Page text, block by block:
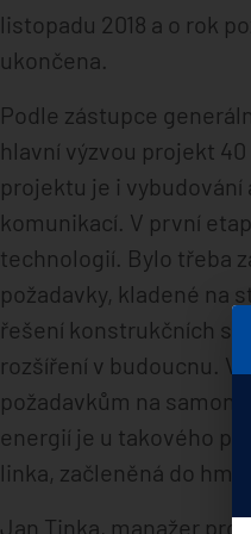
listopadu 2018 a o rok
ukončena.
Podle zástupce
hlavní výzvou projekt
projektu je i
komunikací. V první
technologií. Bylo třeba
požadavky, kladené na
řešení konstrukčních
rozšíření v budoucnu.
požadavkům na
energií je u takového
linka, začleněná do
Jan Tinka, manažer